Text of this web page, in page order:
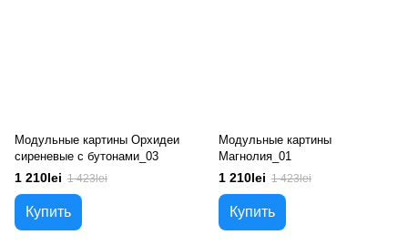
Модульные картины Орхидеи
сиреневые с бутонами_03
1 210lei 1 423lei
Купить
Модульные картины
Магнолия_01
1 210lei 1 423lei
Купить